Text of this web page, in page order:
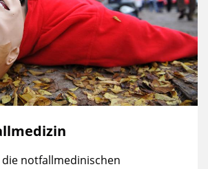
notfallmedinischen